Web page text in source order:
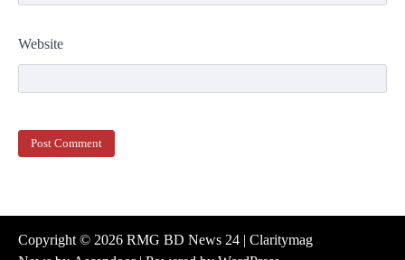
Website
Copyright © 2026 RMG BD News 24 | Claritymag